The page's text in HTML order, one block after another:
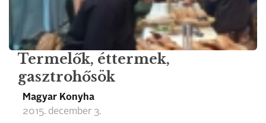
Termelők, éttermek,
gasztrohősök
Magyar Konyha
2015. december 3.